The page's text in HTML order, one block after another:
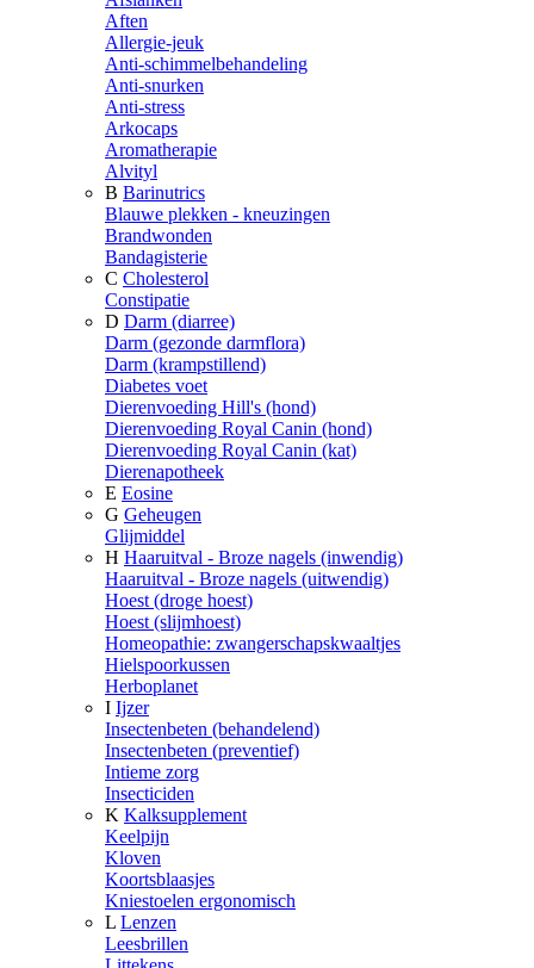
Aften
Allergie-jeuk
Anti-schimmelbehandeling
Anti-snurken
Anti-stress
Arkocaps
Aromatherapie
Alvityl
B Barinutrics
Blauwe plekken - kneuzingen
Brandwonden
Bandagisterie
C Cholesterol
Constipatie
D Darm (diarree)
Darm (gezonde darmflora)
Darm (krampstillend)
Diabetes voet
Dierenvoeding Hill's (hond)
Dierenvoeding Royal Canin (hond)
Dierenvoeding Royal Canin (kat)
Dierenapotheek
E Eosine
G Geheugen
Glijmiddel
H Haaruitval - Broze nagels (inwendig)
Haaruitval - Broze nagels (uitwendig)
Hoest (droge hoest)
Hoest (slijmhoest)
Homeopathie: zwangerschapskwaaltjes
Hielspoorkussen
Herboplanet
I Ijzer
Insectenbeten (behandelend)
Insectenbeten (preventief)
Intieme zorg
Insecticiden
K Kalksupplement
Keelpijn
Kloven
Koortsblaasjes
Kniestoelen ergonomisch
L Lenzen
Leesbrillen